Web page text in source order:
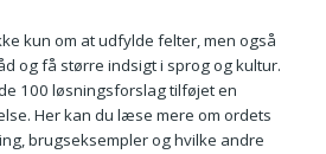
kun om at udfylde felter, men også
og få større indsigt i sprog og kultur.
100 løsningsforslag tilføjet en
Her kan du læse mere om ordets
brugseksempler og hvilke andre